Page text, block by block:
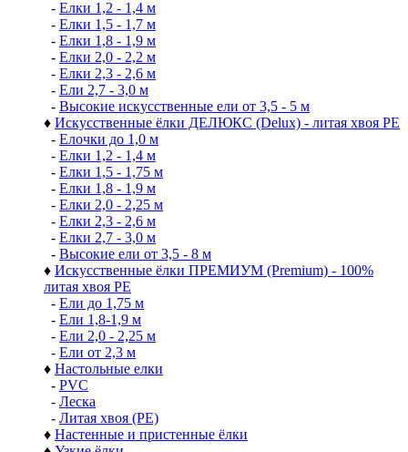
- Елки 1,2 - 1,4 м
- Елки 1,5 - 1,7 м
- Елки 1,8 - 1,9 м
- Елки 2,0 - 2,2 м
- Елки 2,3 - 2,6 м
- Ели 2,7 - 3,0 м
- Высокие искусственные ели от 3,5 - 5 м
♦ Искусственные ёлки ДЕЛЮКС (Delux) - литая хвоя РЕ
- Елочки до 1,0 м
- Елки 1,2 - 1,4 м
- Елки 1,5 - 1,75 м
- Елки 1,8 - 1,9 м
- Елки 2,0 - 2,25 м
- Елки 2,3 - 2,6 м
- Елки 2,7 - 3,0 м
- Высокие ели от 3,5 - 8 м
♦ Искусственные ёлки ПРЕМИУМ (Premium) - 100%
литая хвоя РЕ
- Ели до 1,75 м
- Ели 1,8-1,9 м
- Ели 2,0 - 2,25 м
- Ели от 2,3 м
♦ Настольные елки
- PVC
- Леска
- Литая хвоя (РЕ)
♦ Настенные и пристенные ёлки